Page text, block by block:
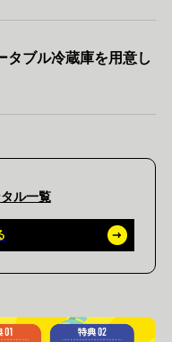
タブル冷蔵庫を用意し
ル一覧